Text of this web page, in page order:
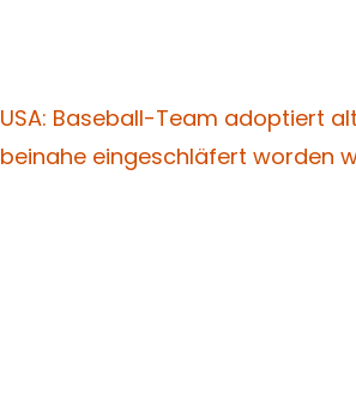
USA: Baseball-Team adoptiert
beinahe eingeschläfert worden